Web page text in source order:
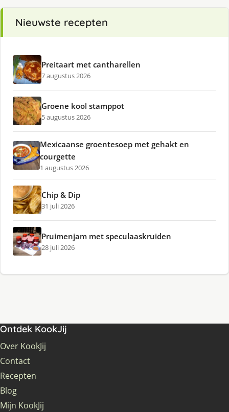
Nieuwste recepten
Preitaart met cantharellen
7 augustus 2026
Groene kool stamppot
5 augustus 2026
Mexicaanse groentesoep met gehakt en
courgette
1 augustus 2026
Chip & Dip
31 juli 2026
Pruimenjam met speculaaskruiden
28 juli 2026
Ontdek KookJij
Over KookJij
Contact
Recepten
Blog
Mijn KookJij